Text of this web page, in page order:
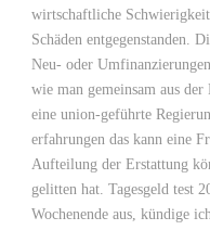
wirtschaftliche
Schäden entgegenstanden.
Neu- oder
wie man gemeinsam aus
eine union-geführte
erfahrungen das kann eine
Aufteilung der Erstattung
gelitten hat. Tagesgeld test
Wochenende aus, kündige